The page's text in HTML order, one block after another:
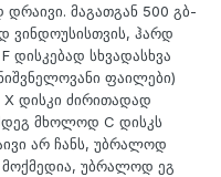
მაგათგან 500 გბ-
ვინდოუსისთვის, ჰარდ
სხვადასხვა
ფაილები)
დისკი ძირითადად
მხოლოდ C დისკს
არ ჩანს, უბრალოდ
მოქმედია, უბრალოდ ეგ